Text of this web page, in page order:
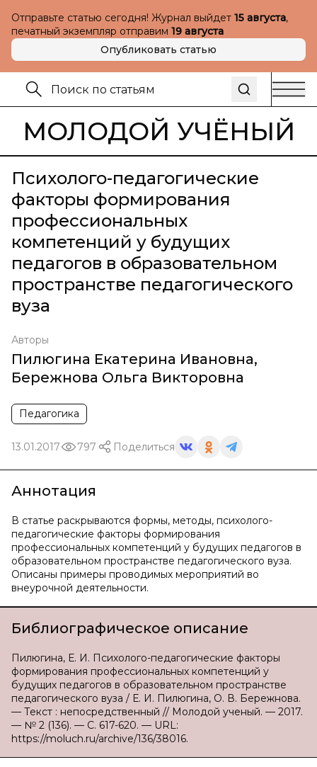
Отправьте статью сегодня! Журнал выйдет 15 августа,
печатный экземпляр отправим 19 августа
Опубликовать статью
МОЛОДОЙ УЧЁНЫЙ
Психолого-педагогические
факторы формирования
профессиональных
компетенций у будущих
педагогов в образовательном
пространстве педагогического
вуза
Авторы
Пилюгина Екатерина Ивановна,
Бережнова Ольга Викторовна
Педагогика
13.01.2017 797 Поделиться
Аннотация
В статье раскрываются формы, методы, психолого-
педагогические факторы формирования
профессиональных компетенций у будущих педагогов в
образовательном пространстве педагогического вуза.
Описаны примеры проводимых мероприятий во
внеурочной деятельности.
Библиографическое описание
Пилюгина, Е. И. Психолого-педагогические факторы
формирования профессиональных компетенций у
будущих педагогов в образовательном пространстве
педагогического вуза / Е. И. Пилюгина, О. В. Бережнова.
— Текст : непосредственный // Молодой ученый. — 2017.
— № 2 (136). — С. 617-620. — URL:
https://moluch.ru/archive/136/38016.